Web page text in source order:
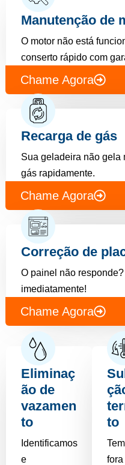
Manutenção de
O motor não está
conserto rápido com
Chame Agora
Recarga de gás
Sua geladeira não gela
gás rapidamente.
Chame Agora
Correção de
O painel não
imediatamente!
Chame Agora
Eliminaç
ão de
vazamen
to
Identificamos
e
to